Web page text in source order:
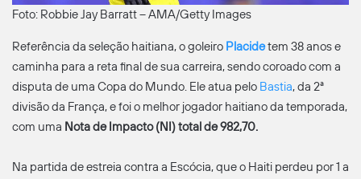
Foto: Robbie Jay Barratt – AMA/Getty Images
Referência da seleção haitiana, o goleiro Placidetem 38 anos e
caminha para a reta final de sua carreira, sendo coroado com a
disputa de uma Copa do Mundo. Ele atua pelo Bastia, da 2ª
divisão da França, e foi o melhor jogador haitiano da temporada,
com uma Nota de Impacto (NI) total de 982,70.
Na partida de estreia contra a Escócia, que o Haiti perdeu por 1 a